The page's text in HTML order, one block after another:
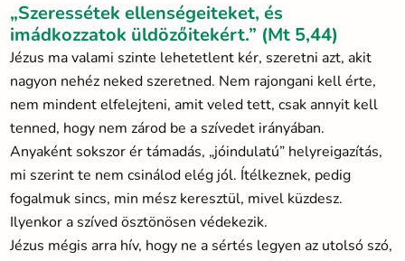
„Szeressétek ellenségeiteket, és
imádkozzatok üldözőitekért.” (Mt 5,44)
Jézus ma valami szinte lehetetlent kér, szeretni azt, akit
nagyon nehéz neked szeretned. Nem rajongani kell érte,
nem mindent elfelejteni, amit veled tett, csak annyit kell
tenned, hogy nem zárod be a szívedet irányában.
Anyaként sokszor ér támadás, „jóindulatú” helyreigazítás,
mi szerint te nem csinálod elég jól. Ítélkeznek, pedig
fogalmuk sincs, min mész keresztül, mivel küzdesz.
Ilyenkor a szíved ösztönösen védekezik.
Jézus mégis arra hív, hogy ne a sértés legyen az utolsó szó,